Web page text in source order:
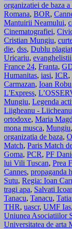
organizatiei de baza a
Romana, BOR,
Mantuirii Neamului,
Cinematografiei,
Cristian Mungiu,
die, dss, Dublu plagiat
Uricariu, evanghelistii
France 24, Franta,
Humanitas, iasi, ICR,
Carmazan, Ioan Robu
L'Express,
Mungiu, Legenda
Liigheanu - Liicheanu
ortodoxe, Maria
mona musca, Mungiu,
organizatia de baza,
Match, Paris Match
Goma, PCR, PF
lui Vili Tuscan, Prea
Cannes, propaganda
Sutu, Regia: Ioan
tragi apa, Salvati
Tanacu, Tanacu,
THR, uascr, UMF Ias,
Uniunea Asociatiilor
Universitatea de arta